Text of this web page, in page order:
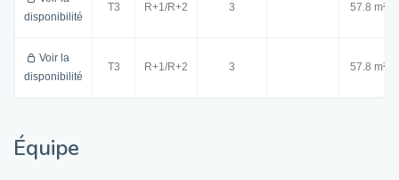
disponibilité
T3 R+1/R+2 3 57.8 m²
Voir la
disponibilité
T3 R+1/R+2 3 57.8 m²
Équipe